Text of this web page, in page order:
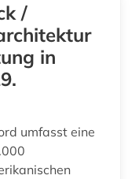
/
in
umfasst eine